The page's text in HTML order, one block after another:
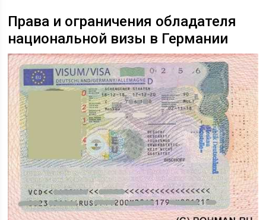
Права и ограничения обладателя
национальной визы в Германии